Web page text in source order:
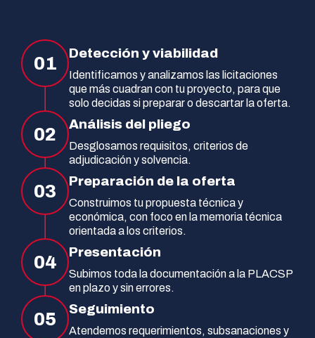
01
Detección y viabilidad
Identificamos y analizamos las licitaciones
que más cuadran con tu proyecto, para que
solo decidas si preparar o descartar la oferta.
02
Análisis del pliego
Desglosamos requisitos, criterios de
adjudicación y solvencia.
03
Preparación de la oferta
Construimos tu propuesta técnica y
económica, con foco en la memoria técnica
orientada a los criterios.
04
Presentación
Subimos toda la documentación a la PLACSP
en plazo y sin errores.
05
Seguimiento
Atendemos requerimientos, subsanaciones y